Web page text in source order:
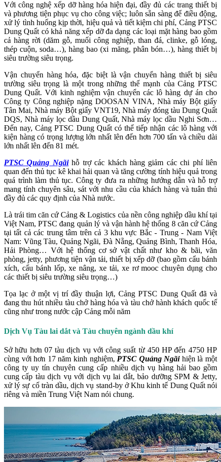
Với công nghệ xếp dỡ hàng hóa hiện đại, đầy đủ các trang thiết bị
và phương tiện phục vụ cho công việc; luôn sẵn sàng để điều động,
xử lý tình huống kịp thời, hiệu quả và tiết kiệm chi phí, Cảng PTSC
Dung Quất có khả năng xếp dỡ đa dạng các loại mặt hàng bao gồm
cả hàng rời (dăm gỗ, muối công nghiệp, than đá, clinke, gỗ lóng,
thép cuộn, soda…), hàng bao (xi măng, phân bón…), hàng thiết bị
siêu trường siêu trọng.
Vận chuyển hàng hóa, đặc biệt là vận chuyển hàng thiết bị siêu
trường siêu trọng là một trong những thế mạnh của Cảng PTSC
Dung Quất. Với kinh nghiệm vận chuyển các lô hàng dự án cho
Công ty Công nghiệp nặng DOOSAN VINA, Nhà máy Bột giấy
Tân Mai, Nhà máy Bột giấy VNT19, Nhà máy đóng tàu Dung Quất
DQS, Nhà máy lọc dầu Dung Quất, Nhà máy lọc dầu Nghi Sơn…
Đến nay, Cảng PTSC Dung Quất có thể tiếp nhận các lô hàng với
kiện hàng có trọng lượng lớn nhất lên đến hơn 700 tấn và chiều dài
lớn nhất lên đến 81 mét.
PTSC Quảng Ngãihỗ trợ các khách hàng giảm các chi phí liên
quan đến thủ tục kê khai hải quan và tăng cường tính hiệu quả trong
quá trình làm thủ tục. Công ty đưa ra những hướng dẫn và hỗ trợ
mang tính chuyên sâu, sát với nhu cầu của khách hàng và tuân thủ
đầy đủ các quy định của Nhà nước.
Là trái tim căn cứ Cảng & Logistics của nền công nghiệp dầu khí tại
Việt Nam, PTSC đang quản lý và vận hành hệ thống 8 căn cứ Cảng
tại tất cả các trung tâm trên cả 3 khu vực Bắc - Trung - Nam Việt
Nam: Vũng Tàu, Quảng Ngãi, Đà Nẵng, Quảng Bình, Thanh Hóa,
Hải Phòng… Với hệ thống cơ sở vật chất như kho & bãi, văn
phòng, jetty, phương tiện vận tải, thiết bị xếp dỡ (bao gồm cẩu bánh
xích, cẩu bánh lốp, xe nâng, xe tải, xe rơ mooc chuyên dụng cho
các thiết bị siêu trường siêu trọng…)
Tọa lạc ở một vị trí đầy thuận lợi, Cảng PTSC Dung Quất đã và
đang thu hút nhiều tàu chở hàng hóa và tàu chở hành khách quốc tế
cũng như trong nước cập Cảng mỗi năm
Dịch Vụ Tàu lai dắt và Tàu chuyên ngành dầu khí
Sở hữu hơn 07 tàu dịch vụ với công suất từ 450 HP đến 4750 HP
cùng với hơn 17 năm kinh nghiệm, PTSC Quảng Ngãihiện là một
công ty uy tín chuyên cung cấp nhiều dịch vụ hàng hải bao gồm
cung cấp tàu dịch vụ với dịch vụ lai dắt, bảo dưỡng SPM & Jetty,
xử lý sự cố tràn dầu, dịch vụ stand-by ở Khu kinh tế Dung Quất nói
riêng và miền Trung Việt Nam nói chung.